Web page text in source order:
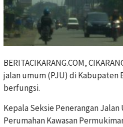
BERITACIKARANG.COM,
jalan umum (PJU) di Kabupaten
berfungsi.
Kepala Seksie Penerangan
Perumahan Kawasan